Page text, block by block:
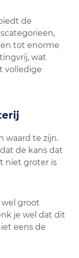
de
tot enorme
wat
volledige
waard te zijn.
de kans dat
niet groter is
wel groot
je wel dat dit
eens de